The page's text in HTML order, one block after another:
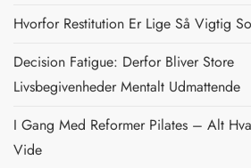
Hvorfor Restitution Er Lige Så Vigtig
Decision Fatigue: Derfor Bliver Store
Livsbegivenheder Mentalt Udmattende
I Gang Med Reformer Pilates – Alt
Vide